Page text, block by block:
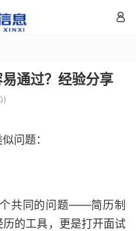

通过？经验分享
)
问题：
共同的问题——简历制
的工具，更是打开面试